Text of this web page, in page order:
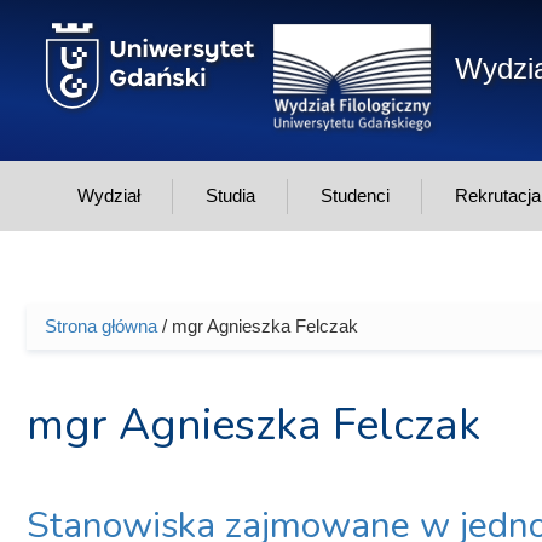
Wydział Studia Studenci Rekrutacja
Jesteś tutaj
Strona główna / mgr Agnieszka Felczak
mgr Agnieszka Felczak
Stanowiska zajmowane w